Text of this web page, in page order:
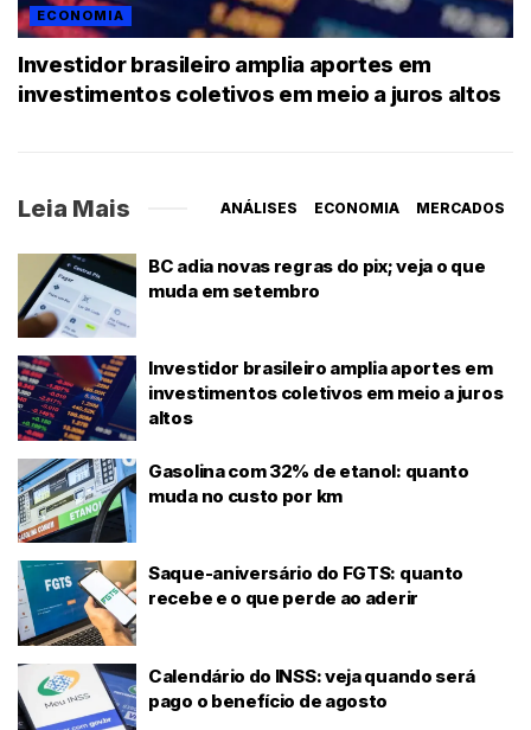
ECONOMIA
Investidor brasileiro amplia aportes em
investimentos coletivos em meio a juros altos
Leia Mais ANÁLISES ECONOMIA MERCADOS
BC adia novas regras do pix; veja o que
muda em setembro
Investidor brasileiro amplia aportes em
investimentos coletivos em meio a juros
altos
Gasolina com 32% de etanol: quanto
muda no custo por km
Saque-aniversário do FGTS: quanto
recebe e o que perde ao aderir
Calendário do INSS: veja quando será
pago o benefício de agosto